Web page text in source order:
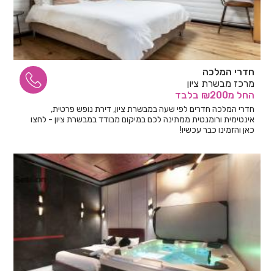
חדרי המלכה
מרכז מבשרת ציון
החל מ₪200 בלבד
חדרי המלכה חדרים לפי שעה במבשרת ציון, דירת נופש פרטית,
אינטימית ורומנטית ממתינה לכם במיקום מבודד במבשרת ציון - לחצו
כאן והזמינו כבר עכשיו!